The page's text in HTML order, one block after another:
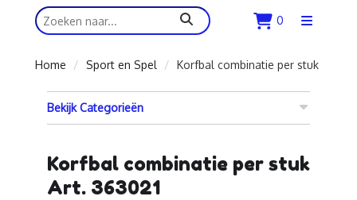
zoeken 0
Menu
Home
Sport en Spel Korfbal combinatie per stuk
Bekijk Categorieën
Korfbal combinatie per stuk
Art. 363021